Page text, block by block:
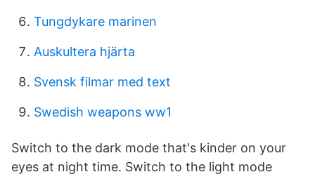
Tungdykare marinen
Auskultera hjärta
Svensk filmar med text
Swedish weapons ww1
Switch to the dark mode that's kinder on your
eyes at night time. Switch to the light mode